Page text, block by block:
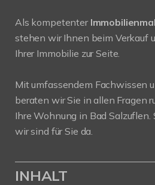
Als kompetenter
stehen wir Ihnen beim Verkauf
Ihrer Immobilie zur Seite.
Mit umfassendem Fachwissen
beraten wir Sie in allen Fragen
Ihre Wohnung in Bad Salzuflen.
wir sind für Sie da.
INHALT